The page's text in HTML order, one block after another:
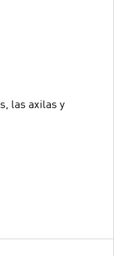
las axilas y